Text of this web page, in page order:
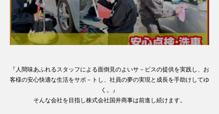
『人間味あふれるスタッフによる面倒見のよいサ－ビスの提供を実践し、お
客様の安心快適な生活をサポ－トし、社員の夢の実現と成長を手助けしてゆ
く。』
そんな会社を目指し株式会社国井商事は前進し続けます。